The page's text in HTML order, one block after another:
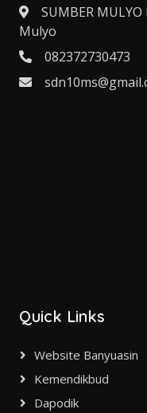
SUMBER
Mulyo
082372730473
Quick Links
Website Banyuasin
Kemendikbud
Dapodik